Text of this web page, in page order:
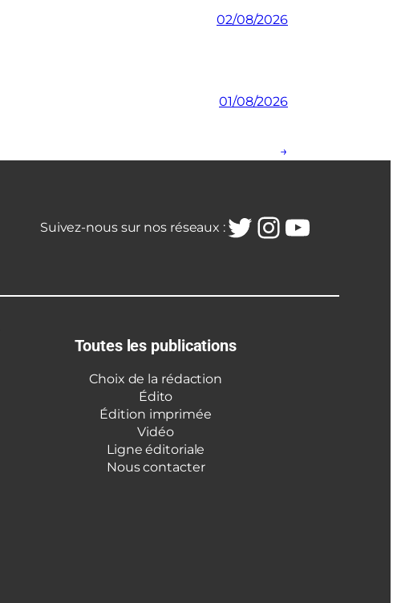
02/08/2026
01/08/2026
→
Suivez-nous sur nos réseaux :Twitter
Toutes les publications
Choix de la rédaction
Édito
Édition imprimée
Vidéo
Ligne éditoriale
Nous contacter